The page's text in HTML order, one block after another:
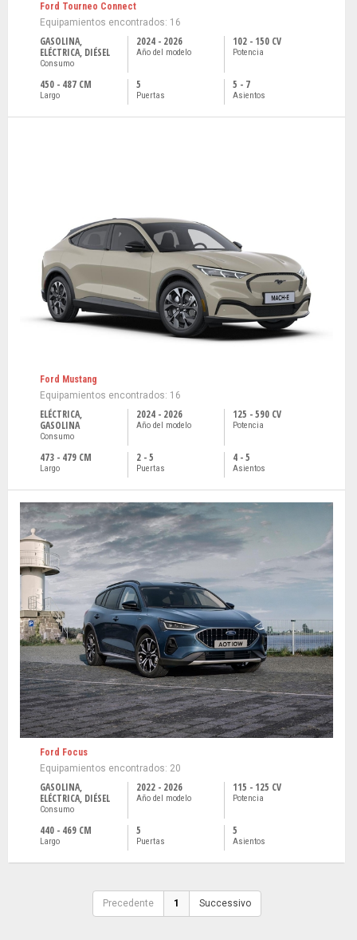
Ford Tourneo Connect
Equipamientos encontrados: 16
GASOLINA,
ELÉCTRICA, DIÉSEL
Consumo
2024 - 2026
Año del modelo
102 - 150 CV
Potencia
450 - 487 CM
Largo
5
Puertas
5 - 7
Asientos
Ford Mustang
Equipamientos encontrados: 16
ELÉCTRICA,
GASOLINA
Consumo
2024 - 2026
Año del modelo
125 - 590 CV
Potencia
473 - 479 CM
Largo
2 - 5
Puertas
4 - 5
Asientos
Ford Focus
Equipamientos encontrados: 20
GASOLINA,
ELÉCTRICA, DIÉSEL
Consumo
2022 - 2026
Año del modelo
115 - 125 CV
Potencia
440 - 469 CM
Largo
5
Puertas
5
Asientos
Precedente 1 Successivo